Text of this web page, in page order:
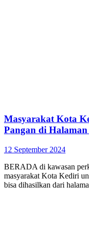
Masyarakat Kota
Pangan di
12 September 2024
BERADA di kawasan
masyarakat Kota Kediri
bisa dihasilkan dari